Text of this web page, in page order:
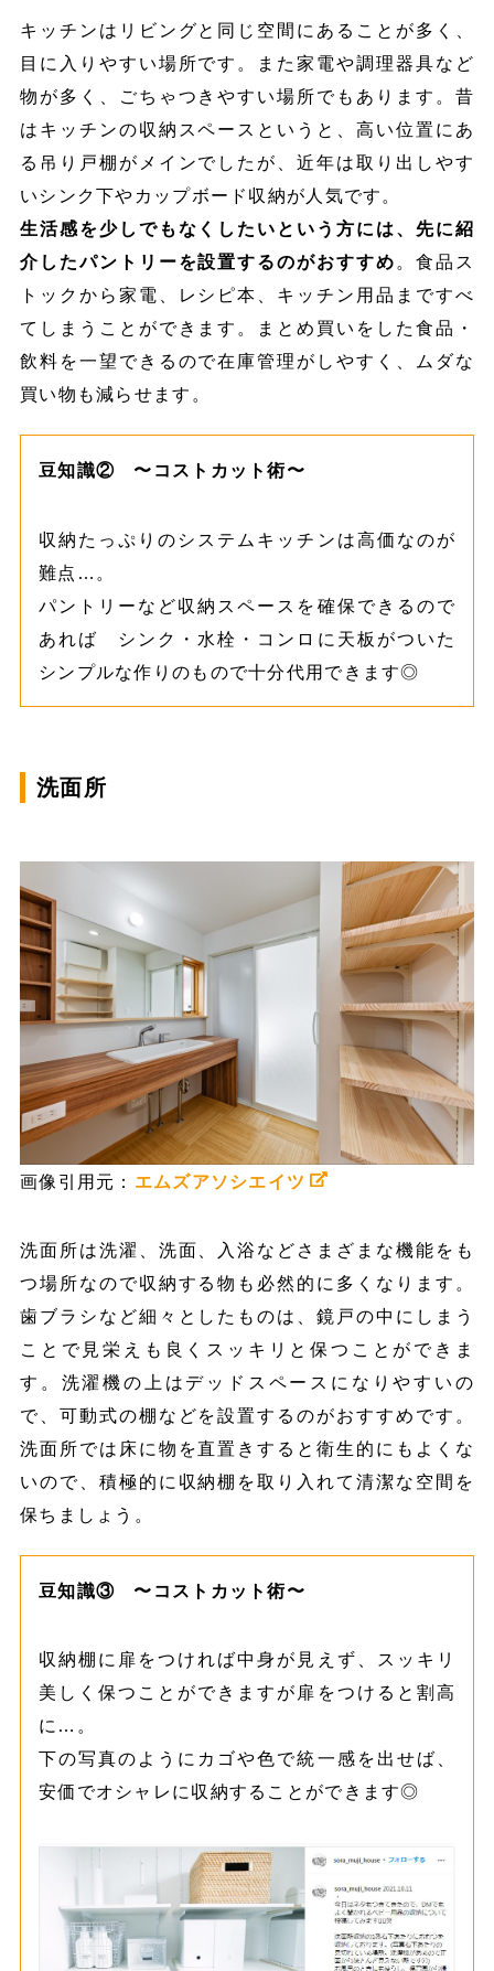
キッチンはリビングと同じ空間にあることが多く、
目に入りやすい場所です。また家電や調理器具など
物が多く、ごちゃつきやすい場所でもあります。昔
はキッチンの収納スペースというと、高い位置にあ
る吊り戸棚がメインでしたが、近年は取り出しやす
いシンク下やカップボード収納が人気です。
生活感を少しでもなくしたいという方には、先に紹
介したパントリーを設置するのがおすすめ 。食品ス
トックから家電、レシピ本、キッチン用品まですべ
てしまうことができます。まとめ買いをした食品・
飲料を一望できるので在庫管理がしやすく、ムダな
買い物も減らせます。
豆知識② 〜コストカット術〜
収納たっぷりのシステムキッチンは高価なのが
難点…。
パントリーなど収納スペースを確保できるので
あれば シンク・水栓・コンロに天板がついた
シンプルな作りのもので十分代用できます◎
洗面所
画像引用元： エムズアソシエイツ
洗面所は洗濯、洗面、入浴などさまざまな機能をも
つ場所なので収納する物も必然的に多くなります。
歯ブラシなど細々としたものは、鏡戸の中にしまう
ことで見栄えも良くスッキリと保つことができま
す。洗濯機の上はデッドスペースになりやすいの
で、可動式の棚などを設置するのがおすすめです。
洗面所では床に物を直置きすると衛生的にもよくな
いので、積極的に収納棚を取り入れて清潔な空間を
保ちましょう。
豆知識③ 〜コストカット術〜
収納棚に扉をつければ中身が見えず、スッキリ
美しく保つことができますが扉をつけると割高
に…。
下の写真のようにカゴや色で統一感を出せば、
安価でオシャレに収納することができます◎